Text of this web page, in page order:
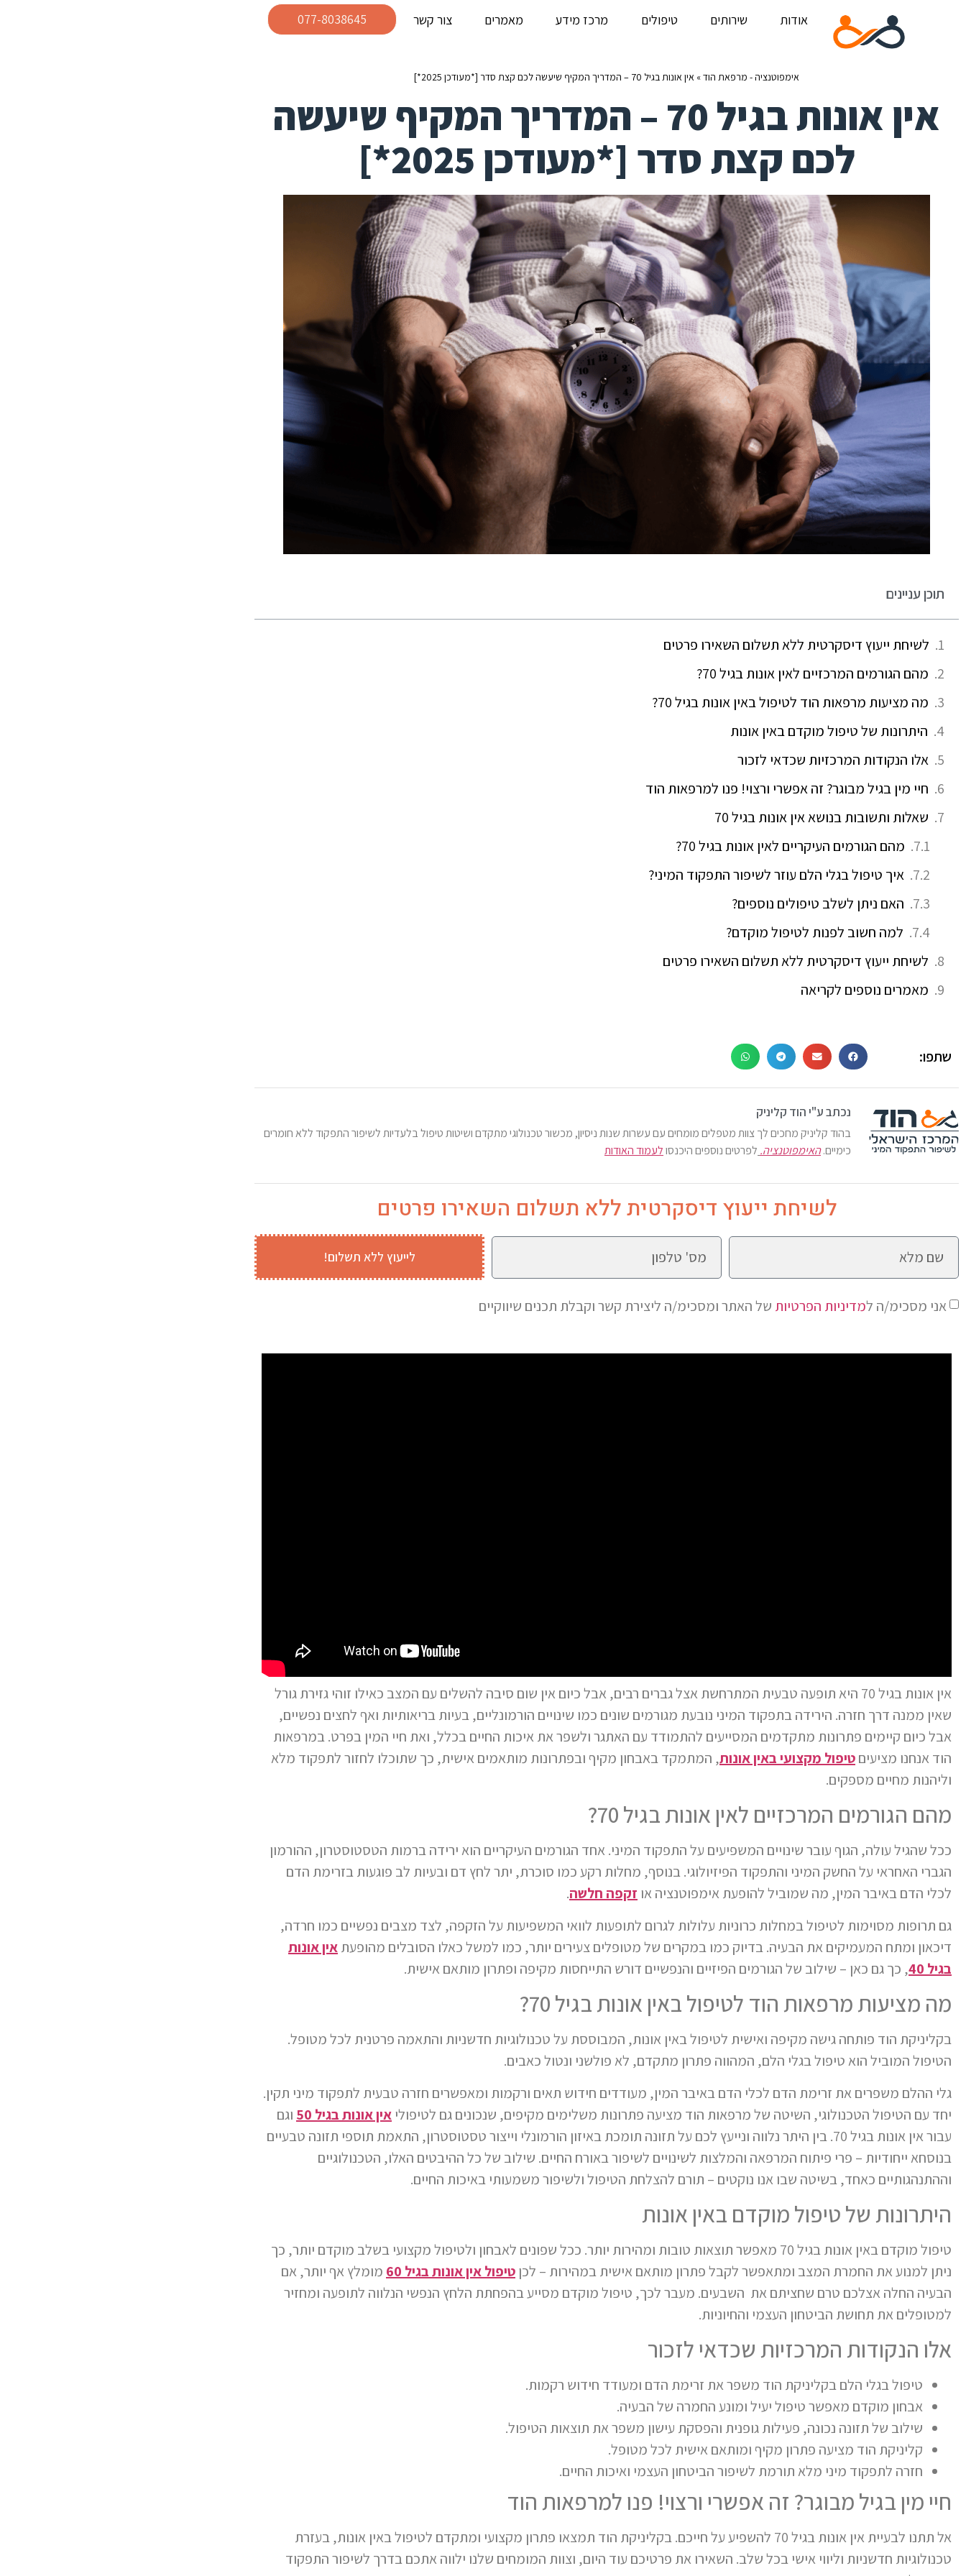
אודות שירותים טיפולים מרכז מידע מאמרים צור קשר 077-8038645
אימפוטנציה - מרפאת הוד» אין אונות בגיל 70 – המדריך המקיף שיעשה לכם קצת סדר [*מעודכן 2025*]
אין אונות בגיל 70 – המדריך המקיף שיעשה
לכם קצת סדר [*מעודכן 2025*]
תוכן עניינים
לשיחת ייעוץ דיסקרטית ללא תשלום השאירו פרטים
מהם הגורמים המרכזיים לאין אונות בגיל 70?
מה מציעות מרפאות הוד לטיפול באין אונות בגיל 70?
היתרונות של טיפול מוקדם באין אונות
אלו הנקודות המרכזיות שכדאי לזכור
חיי מין בגיל מבוגר? זה אפשרי ורצוי! פנו למרפאות הוד
שאלות ותשובות בנושא אין אונות בגיל 70
מהם הגורמים העיקריים לאין אונות בגיל 70?
איך טיפול בגלי הלם עוזר לשיפור התפקוד המיני?
האם ניתן לשלב טיפולים נוספים?
למה חשוב לפנות לטיפול מוקדם?
לשיחת ייעוץ דיסקרטית ללא תשלום השאירו פרטים
מאמרים נוספים לקריאה
שתפו:
נכתב ע"י הוד קליניק
בהוד קליניק מחכים לך צוות מטפלים מומחים עם עשרות שנות ניסיון, מכשור טכנולוגי מתקדם ושיטות טיפול בלעדיות לשיפור התפקוד ללא חומרים
כימיים.האימפוטנציה. לפרטים נוספים היכנסולעמוד האודות
לשיחת ייעוץ דיסקרטית ללא תשלום השאירו פרטים
אני מסכימ/ה למדיניות הפרטיות של האתר ומסכימ/ה ליצירת קשר וקבלת תכנים שיווקיים
לייעוץ ללא תשלום!
אין אונות בגיל 70 היא תופעה טבעית המתרחשת אצל גברים רבים, אבל כיום אין שום סיבה להשלים עם המצב כאילו זוהי גזירת גורל
שאין ממנה דרך חזרה. הירידה בתפקוד המיני נובעת מגורמים שונים כמו שינויים הורמונליים, בעיות בריאותיות ואף לחצים נפשיים,
אבל כיום קיימים פתרונות מתקדמים המסייעים להתמודד עם האתגר ולשפר את איכות החיים בכלל, ואת חיי המין בפרט. במרפאות
הוד אנחנו מציעיםטיפול מקצועי באין אונות, המתמקד באבחון מקיף ובפתרונות מותאמים אישית, כך שתוכלו לחזור לתפקוד מלא
וליהנות מחיים מספקים.
מהם הגורמים המרכזיים לאין אונות בגיל 70?
ככל שהגיל עולה, הגוף עובר שינויים המשפיעים על התפקוד המיני. אחד הגורמים העיקריים הוא ירידה ברמות הטסטוסטרון, ההורמון
הגברי האחראי על החשק המיני והתפקוד הפיזיולוגי. בנוסף, מחלות רקע כמו סוכרת, יתר לחץ דם ובעיות לב פוגעות בזרימת הדם
לכלי הדם באיבר המין, מה שמוביל להופעת אימפוטנציה או זקפה חלשה.
גם תרופות מסוימות לטיפול במחלות כרוניות עלולות לגרום לתופעות לוואי המשפיעות על הזקפה, לצד מצבים נפשיים כמו חרדה,
דיכאון ומתח המעמיקים את הבעיה. בדיוק כמו במקרים של מטופלים צעירים יותר, כמו למשל כאלו הסובלים מהופעתאין אונות
בגיל 40
, כך גם כאן – שילוב של הגורמים הפיזיים והנפשיים דורש התייחסות מקיפה ופתרון מותאם אישית.
מה מציעות מרפאות הוד לטיפול באין אונות בגיל 70?
בקליניקת הוד פותחה גישה מקיפה ואישית לטיפול באין אונות, המבוססת על טכנולוגיות חדשניות והתאמה פרטנית לכל מטופל.
הטיפול המוביל הוא טיפול בגלי הלם, המהווה פתרון מתקדם, לא פולשני ונטול כאבים.
גלי ההלם משפרים את זרימת הדם לכלי הדם באיבר המין, מעודדים חידוש תאים ורקמות ומאפשרים חזרה טבעית לתפקוד מיני תקין.
יחד עם הטיפול הטכנולוגי, השיטה של מרפאות הוד מציעה פתרונות משלימים מקיפים, שנכונים גם לטיפוליאין אונות בגיל 50
וגם
עבור אין אונות בגיל 70. בין היתר נלווה ונייעץ לכם על תזונה תומכת באיזון הורמונלי וייצור טסטוסטרון, התאמת תוספי תזונה טבעיים
בנוסחא ייחודיות – פרי פיתוח המרפאה והמלצות לשינויים לשיפור באורח החיים. שילוב של כל ההיבטים האלו, הטכנולוגיים
וההתנהגותיים כאחד, בשיטה שבו אנו נוקטים – תורם להצלחת הטיפול ולשיפור משמעותי באיכות החיים.
היתרונות של טיפול מוקדם באין אונות
טיפול מוקדם באין אונות בגיל 70 מאפשר תוצאות טובות ומהירות יותר. ככל שפונים לאבחון ולטיפול מקצועי בשלב מוקדם יותר, כך
ניתן למנוע את החמרת המצב ומתאפשר לקבל פתרון מותאם אישית במהירות – לכןטיפול אין אונות בגיל 60
מומלץ אף יותר, אם
הבעיה החלה אצלכם טרם שחציתם את השבעים. מעבר לכך, טיפול מוקדם מסייע בהפחתת הלחץ הנפשי הנלווה לתופעה ומחזיר
למטופלים את תחושת הביטחון העצמי והחיוניות.
אלו הנקודות המרכזיות שכדאי לזכור
טיפול בגלי הלם בקליניקת הוד משפר את זרימת הדם ומעודד חידוש רקמות.
אבחון מוקדם מאפשר טיפול יעיל ומונע החמרה של הבעיה.
שילוב של תזונה נכונה, פעילות גופנית והפסקת עישון משפר את תוצאות הטיפול.
קליניקת הוד מציעה פתרון מקיף ומותאם אישית לכל מטופל.
חזרה לתפקוד מיני מלא תורמת לשיפור הביטחון העצמי ואיכות החיים.
חיי מין בגיל מבוגר? זה אפשרי ורצוי! פנו למרפאות הוד
אל תתנו לבעיית אין אונות בגיל 70 להשפיע על חייכם. בקליניקת הוד תמצאו פתרון מקצועי ומתקדם לטיפול באין אונות, בעזרת
טכנולוגיות חדשניות וליווי אישי בכל שלב. השאירו את פרטיכם עוד היום, וצוות המומחים שלנו ילווה אתכם בדרך לשיפור התפקוד